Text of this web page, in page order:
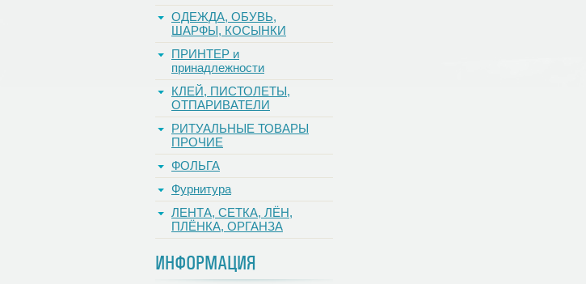
ОДЕЖДА, ОБУВЬ,
ШАРФЫ, КОСЫНКИ
ПРИНТЕР и
принадлежности
КЛЕЙ, ПИСТОЛЕТЫ,
ОТПАРИВАТЕЛИ
РИТУАЛЬНЫЕ ТОВАРЫ
ПРОЧИЕ
ФОЛЬГА
Фурнитура
ЛЕНТА, СЕТКА, ЛЁН,
ПЛЁНКА, ОРГАНЗА
ИНФОРМАЦИЯ